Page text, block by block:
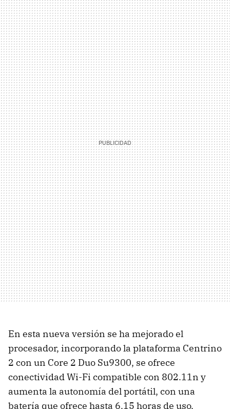
En esta nueva versión se ha mejorado el
procesador, incorporando la plataforma Centrino
2 con un Core 2 Duo Su9300, se ofrece
conectividad Wi-Fi compatible con 802.11n y
aumenta la autonomía del portátil, con una
batería que ofrece hasta 6.15 horas de uso.